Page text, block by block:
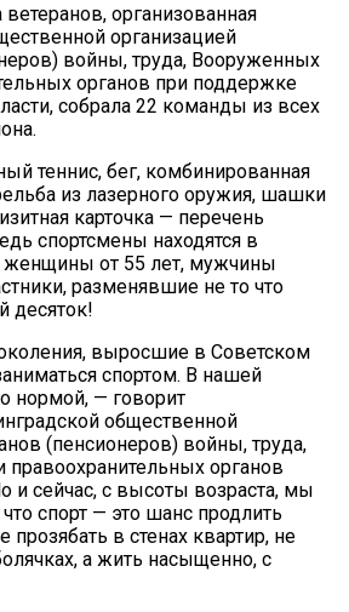
ветеранов, организованная
организацией
войны, труда, Вооруженных
органов при поддержке
собрала 22 команды из всех
теннис, бег, комбинированная
из лазерного оружия, шашки
карточка — перечень
спортсмены находятся в
женщины от 55 лет, мужчины
разменявшие не то что
десяток!
выросшие в Советском
спортом. В нашей
нормой, — говорит
общественной
(пенсионеров) войны, труда,
органов
и сейчас, с высоты возраста, мы
спорт — это шанс продлить
в стенах квартир, не
а жить насыщенно, с